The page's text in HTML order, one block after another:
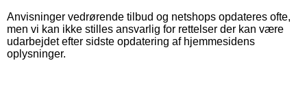
Anvisninger vedrørende tilbud og netshops opdateres ofte,
men vi kan ikke stilles ansvarlig for rettelser der kan være
udarbejdet efter sidste opdatering af hjemmesidens
oplysninger.